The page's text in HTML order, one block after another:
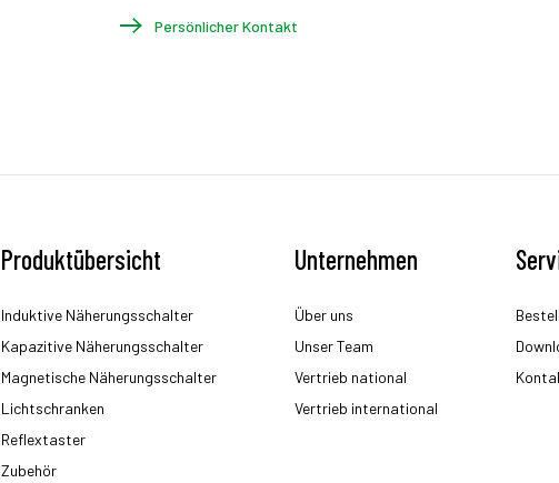
Persönlicher Kontakt
Produktübersicht
Induktive Näherungsschalter
Kapazitive Näherungsschalter
Magnetische Näherungsschalter
Lichtschranken
Reflextaster
Zubehör
Unternehmen
Über uns
Unser Team
Vertrieb national
Vertrieb international